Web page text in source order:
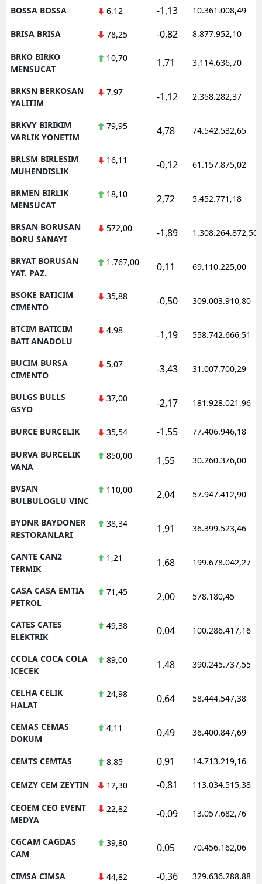
BOSSA BOSSA 6,12 -1,13 10.361.008,49
BRISA BRISA 78,25 -0,82 8.877.952,10
BRKO BIRKO
MENSUCAT
10,70 1,71 3.114.636,70
BRKSN BERKOSAN
YALITIM
7,97 -1,12 2.358.282,37
BRKVY BIRIKIM
VARLIK YONETIM
79,95 4,78 74.542.532,65
BRLSM BIRLESIM
MUHENDISLIK
16,11 -0,12 61.157.875,02
BRMEN BIRLIK
MENSUCAT
18,10 2,72 5.452.771,18
BRSAN BORUSAN
BORU SANAYI
572,00 -1,89 1.308.264.872,50
BRYAT BORUSAN
YAT. PAZ.
1.767,00 0,11 69.110.225,00
BSOKE BATICIM
CIMENTO
35,88 -0,50 309.003.910,80
BTCIM BATICIM
BATI ANADOLU
4,98 -1,19 558.742.666,51
BUCIM BURSA
CIMENTO
5,07 -3,43 31.007.700,29
BULGS BULLS
GSYO
37,00 -2,17 181.928.021,96
BURCE BURCELIK 35,54 -1,55 77.406.946,18
BURVA BURCELIK
VANA
850,00 1,55 30.260.376,00
BVSAN
BULBULOGLU VINC
110,00 2,04 57.947.412,90
BYDNR BAYDONER
RESTORANLARI
38,34 1,91 36.399.523,46
CANTE CAN2
TERMIK
1,21 1,68 199.678.042,27
CASA CASA EMTIA
PETROL
71,45 2,00 578.180,45
CATES CATES
ELEKTRIK
49,38 0,04 100.286.417,16
CCOLA COCA COLA
ICECEK
89,00 1,48 390.245.737,55
CELHA CELIK
HALAT
24,98 0,64 58.444.547,38
CEMAS CEMAS
DOKUM
4,11 0,49 36.400.847,69
CEMTS CEMTAS 8,85 0,91 14.713.219,16
CEMZY CEM ZEYTIN 12,30 -0,81 113.034.515,38
CEOEM CEO EVENT
MEDYA
22,82 -0,09 13.057.682,76
CGCAM CAGDAS
CAM
39,80 0,05 70.456.162,06
CIMSA CIMSA 44,82 -0,36 329.636.288,88